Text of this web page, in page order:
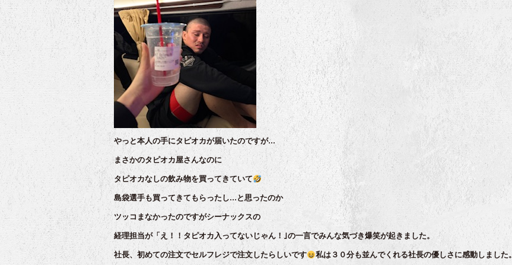
やっと本人の手にタピオカが届いたのですが…
まさかのタピオカ屋さんなのに
タピオカなしの飲み物を買ってきていて
島袋選手も買ってきてもらったし…と思ったのか
ツッコまなかったのですがシーナックスの
経理担当が「え！！タピオカ入ってないじゃん！｣の一言でみんな気づき爆笑が起きました。
社長、初めての注文でセルフレジで注文したらしいです
私は３０分も並んでくれる社長の優しさに感動しました。